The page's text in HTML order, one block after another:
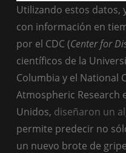
Utilizando estos datos,
con información en
por el CDC (Center for
científicos de la
Columbia y el National
Atmospheric Research
Unidos, diseñaron un
permite predecir no
un nuevo brote de